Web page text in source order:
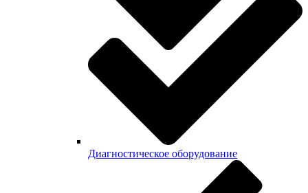
Диагностическое оборудование